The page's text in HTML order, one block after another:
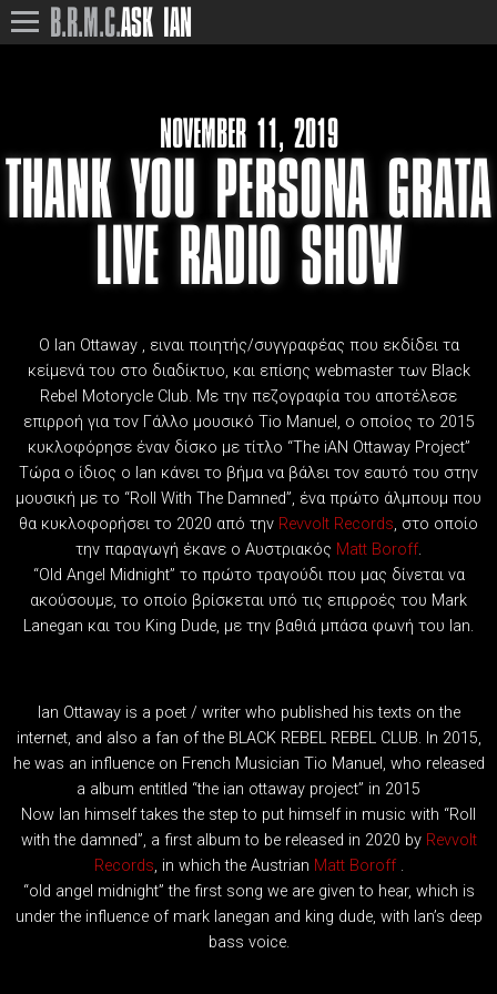
B.R.M.C.ASK IAN
NOVEMBER 11, 2019
THANK YOU PERSONA GRATA
LIVE RADIO SHOW
O Ian Ottaway , ειναι ποιητής/συγγραφέας που εκδίδει τα
κείμενά του στο διαδίκτυο, και επίσης webmaster των Black
Rebel Motorycle Club. Με την πεζογραφία του αποτέλεσε
επιρροή για τον Γάλλο μουσικό Tio Manuel, ο οποίος το 2015
κυκλοφόρησε έναν δίσκο με τίτλο “The iAN Ottaway Project”
Τώρα ο ίδιος ο Ian κάνει το βήμα να βάλει τον εαυτό του στην
μουσική με το “Roll With The Damned”, ένα πρώτο άλμπουμ που
θα κυκλοφορήσει το 2020 από την Revvolt Records, στο οποίο
την παραγωγή έκανε ο Αυστριακός Matt Boroff.
“Old Angel Midnight” το πρώτο τραγούδι που μας δίνεται να
ακούσουμε, το οποίο βρίσκεται υπό τις επιρροές του Mark
Lanegan και του King Dude, με την βαθιά μπάσα φωνή του Ian.
Ian Ottaway is a poet / writer who published his texts on the
internet, and also a fan of the BLACK REBEL REBEL CLUB. In 2015,
he was an influence on French Musician Tio Manuel, who released
a album entitled “the ian ottaway project” in 2015
Now Ian himself takes the step to put himself in music with “Roll
with the damned”, a first album to be released in 2020 by Revvolt
Records, in which the Austrian Matt Boroff.
“old angel midnight” the first song we are given to hear, which is
under the influence of mark lanegan and king dude, with Ian’s deep
bass voice.